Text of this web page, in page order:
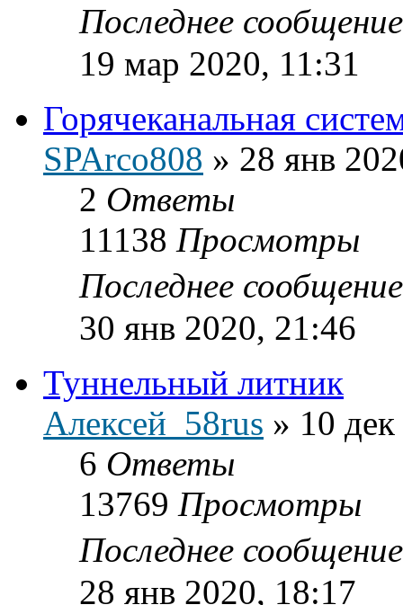
Последнее
19 мар 2020, 11:31
Горячеканальная
SPArco808 » 28 янв
2 Ответы
11138 Просмотры
Последнее
30 янв 2020, 21:46
Туннельный литник
Алексей_58rus » 10
6 Ответы
13769 Просмотры
Последнее
28 янв 2020, 18:17